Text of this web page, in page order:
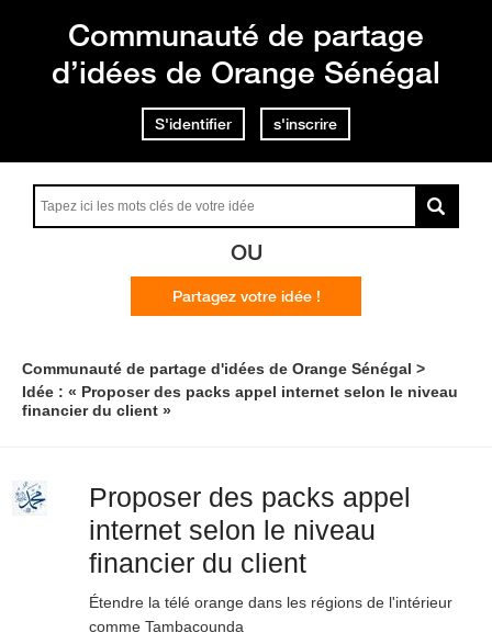
Communauté de partage
d’idées de Orange Sénégal
S'identifier s'inscrire
OU
Partagez votre idée !
Communauté de partage d'idées de Orange Sénégal
Idée : « Proposer des packs appel internet selon le niveau
financier du client »
Proposer des packs appel
internet selon le niveau
financier du client
Étendre la télé orange dans les régions de l'intérieur
comme Tambacounda